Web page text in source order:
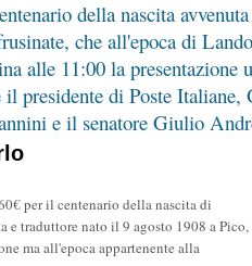
della nascita
che all'epoca di
alle 11:00 la
presidente di Poste
e il senatore Giulio
per il centenario della nascita di
e traduttore nato il 9 agosto 1908 a Pico,
ma all'epoca appartenente alla